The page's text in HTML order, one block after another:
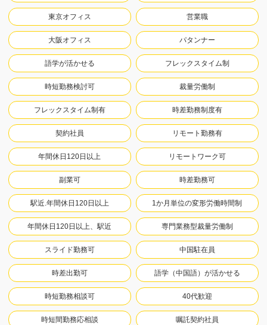
東京オフィス 営業職
大阪オフィス パタンナー
語学が活かせる フレックスタイム制
時短勤務検討可 裁量労働制
フレックスタイム制有 時差勤務制度有
契約社員 リモート勤務有
年間休日120日以上 リモートワーク可
副業可 時差勤務可
駅近.年間休日120日以上 1か月単位の変形労働時間制
年間休日120日以上、駅近 専門業務型裁量労働制
スライド勤務可 中国駐在員
時差出勤可 語学（中国語）が活かせる
時短勤務相談可 40代歓迎
時短間勤務応相談 嘱託契約社員